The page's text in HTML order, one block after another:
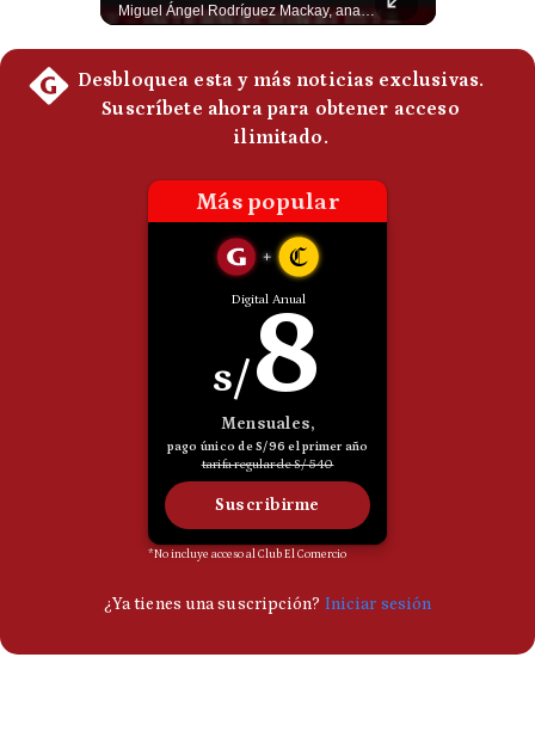
Frecuentes
Miguel Ángel Rodríguez Mackay, analista internacional, sostiene que las negociaciones fueron impulsadas por Irán y no por Estados Unidos. Según su análisis, Teherán estaría debilitado militar y económicamente, aunque la narrativa internacional presenta a Trump como el líder desesperado por terminar una guerra que no puede ganar. #Geopolitica #Iran #DonaldTrump #RodriguezMackay #EEUU #NoticiasInternacionales #PoliticaInternacional #AnalisisGeopolitico #Shorts 👉 Suscríbete y activa la campana para no perderte nuestro análisis diario. 🌎 Síguenos en nuestras redes sociales: 📌 Web oficial: https://gestion.pe/mundo/ 📌 LinkedIn: http://bit.ly/3HYIET0 📌 X (Twitter): http://bit.ly/4noZtX9 📌 TikTok: http://bit.ly/4evB6TO